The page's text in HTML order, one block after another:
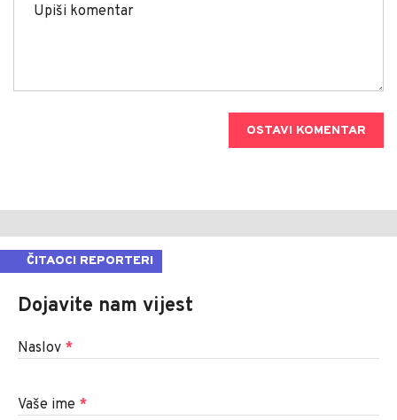
OSTAVI KOMENTAR
ČITAOCI REPORTERI
Dojavite nam vijest
Naslov *
Vaše ime *